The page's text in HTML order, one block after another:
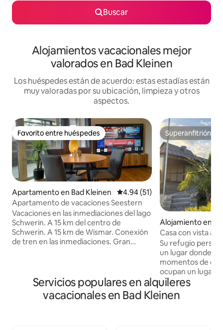
Buscar
Alojamientos vacacionales mejor
valorados en Bad Kleinen
Los huéspedes están de acuerdo: estas estadías están
muy valoradas por su ubicación, limpieza y otros
aspectos.
Favorito entre huéspedes
Favorito entre huéspedes
Apartamento en Bad Kleinen Calificación promedio: 4.94 de
4.94 (51)
Apartamento de vacaciones Seestern
Vacaciones en las inmediaciones del lago
Schwerin. A 15 km del centro de
Schwerin. A 15 km de Wismar. Conexión
de tren en las inmediaciones. Gran
grande de 25 m² con cocina al aire libre
para cocinar relajadamente fuera. Sala
de estar con enorme televisor de cine
Superanfitrión
Superanfitrión
Alojamiento en
eln
Casa con vista al
parrilla
Su refugio
un lugar donde la
momentos de
ocupan un lugar
magnífica vista al
mañana, el sol
agua de tonos
Servicios populares en alquileres
vacacionales en Bad Kleinen